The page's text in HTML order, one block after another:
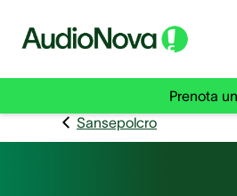
Prenota
Sansepolcro